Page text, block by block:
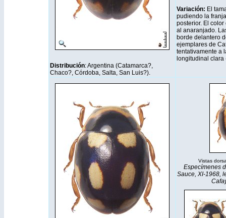
Distribución: Argentina (Catamarca?,
Chaco?, Córdoba, Salta, San Luis?).
Variación: El
pudiendo la
posterior. El
al anaranjado.
borde delantero
ejemplares de
tentativamente a
longitudinal clara
Vistas
Especímenes
Sauce, XI-1968,